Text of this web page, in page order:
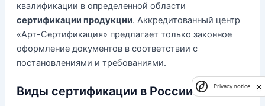
квалификации в определенной области
сертификации продукции. Аккредитованный центр
«Арт-Сертификация» предлагает только законное
оформление документов в соответствии с
постановлениями и требованиями.
Виды сертификации в России Privacy notice